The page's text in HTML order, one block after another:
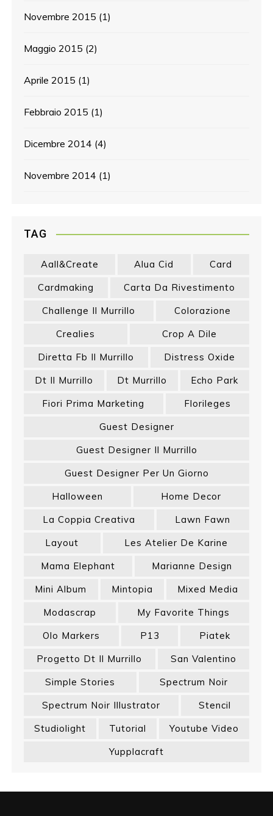
Novembre 2015 (1)
Maggio 2015 (2)
Aprile 2015 (1)
Febbraio 2015 (1)
Dicembre 2014 (4)
Novembre 2014 (1)
TAG
Aall&create Alua Cid
Card
Cardmaking
Carta Da Rivestimento
Challenge Il Murrillo
Colorazione
Crealies
Crop A Dile
Diretta Fb Il Murrillo
Distress Oxide
Dt Il Murrillo
Dt Murrillo
Echo Park
Fiori Prima Marketing
Florileges
Guest Designer
Guest Designer Il Murrillo
Guest Designer Per Un Giorno
Halloween
Home Decor
La Coppia Creativa
Lawn Fawn
Layout
Les Atelier De Karine
Mama Elephant
Marianne Design
Mini Album
Mintopia
Mixed Media
Modascrap
My Favorite Things
Olo Markers
P13
Piatek
Progetto Dt Il Murrillo
San Valentino
Simple Stories
Spectrum Noir
Spectrum Noir Illustrator
Stencil
Studiolight
Tutorial
Youtube Video
Yupplacraft